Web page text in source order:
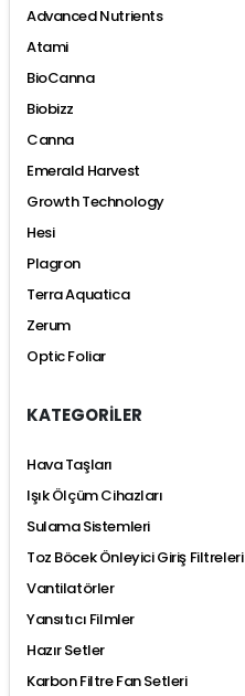
Advanced Nutrients
Atami
BioCanna
Biobizz
Canna
Emerald Harvest
Growth Technology
Hesi
Plagron
Terra Aquatica
Zerum
Optic Foliar
KATEGORİLER
Hava Taşları
Işık Ölçüm Cihazları
Sulama Sistemleri
Toz Böcek Önleyici Giriş Filtreleri
Vantilatörler
Yansıtıcı Filmler
Hazır Setler
Karbon Filtre Fan Setleri